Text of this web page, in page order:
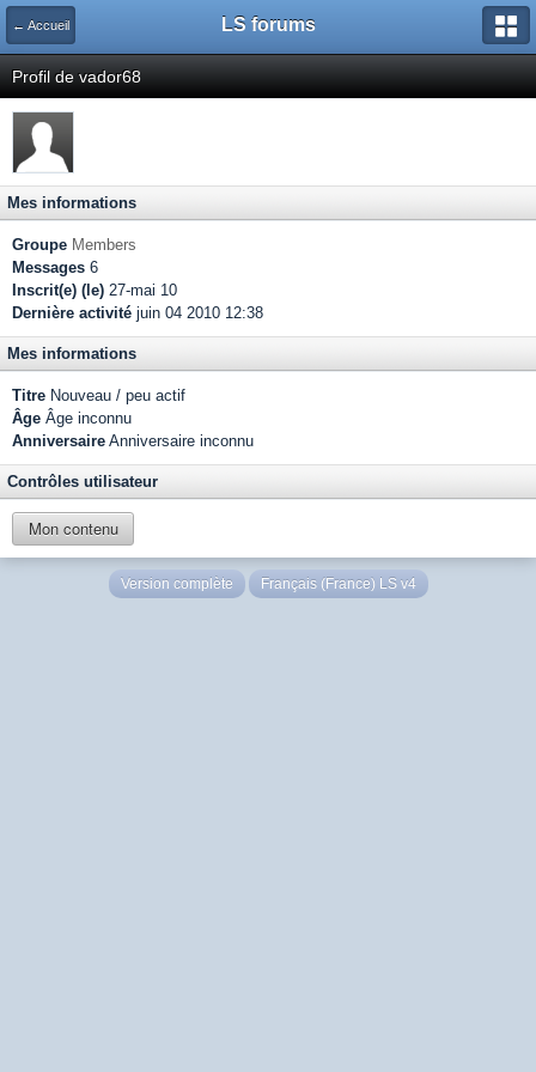
← Accueil LS forums
Profil de vador68
Mes informations
Groupe Members
Messages 6
Inscrit(e) (le) 27-mai 10
Dernière activité juin 04 2010 12:38
Mes informations
Titre Nouveau / peu actif
Âge Âge inconnu
Anniversaire Anniversaire inconnu
Contrôles utilisateur
Mon contenu
Version complète Français (France) LS v4